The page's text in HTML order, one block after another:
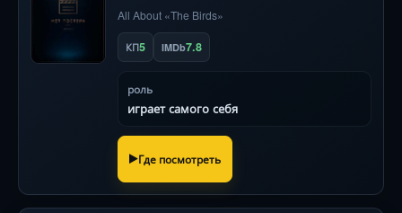
All About «The Birds»
КП5 IMDb7.8
роль
играет самого себя
Где посмотреть